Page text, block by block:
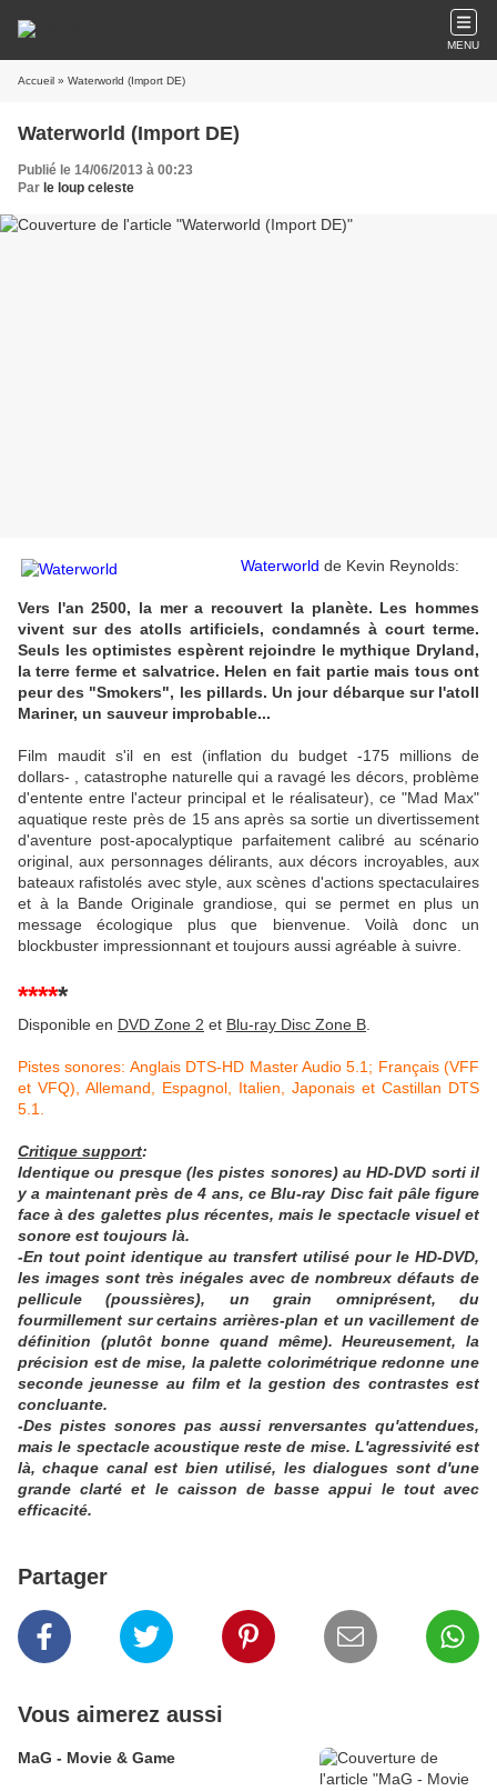
MENU
Accueil » Waterworld (Import DE)
Waterworld (Import DE)
Publié le 14/06/2013 à 00:23
Par le loup celeste
Waterworld de Kevin Reynolds:
Vers l'an 2500, la mer a recouvert la planète. Les hommes
vivent sur des atolls artificiels, condamnés à court terme.
Seuls les optimistes espèrent rejoindre le mythique Dryland,
la terre ferme et salvatrice. Helen en fait partie mais tous ont
peur des "Smokers", les pillards. Un jour débarque sur l'atoll
Mariner, un sauveur improbable...
Film maudit s'il en est (inflation du budget -175 millions de
dollars- , catastrophe naturelle qui a ravagé les décors, problème
d'entente entre l'acteur principal et le réalisateur), ce "Mad Max"
aquatique reste près de 15 ans après sa sortie un divertissement
d'aventure post-apocalyptique parfaitement calibré au scénario
original, aux personnages délirants, aux décors incroyables, aux
bateaux rafistolés avec style, aux scènes d'actions spectaculaires
et à la Bande Originale grandiose, qui se permet en plus un
message écologique plus que bienvenue. Voilà donc un
blockbuster impressionnant et toujours aussi agréable à suivre.
*****
Disponible en DVD Zone 2 et Blu-ray Disc Zone B
Pistes sonores: Anglais DTS-HD Master Audio 5.1; Français (VFF
et VFQ), Allemand, Espagnol, Italien, Japonais et Castillan DTS
5.1.
Critique support:
Identique ou presque (les pistes sonores) au HD-DVD sorti il
y a maintenant près de 4 ans, ce Blu-ray Disc fait pâle figure
face à des galettes plus récentes, mais le spectacle visuel et
sonore est toujours là.
-En tout point identique au transfert utilisé pour le HD-DVD,
les images sont très inégales avec de nombreux défauts de
pellicule (poussières), un grain omniprésent, du
fourmillement sur certains arrières-plan et un vacillement de
définition (plutôt bonne quand même). Heureusement, la
précision est de mise, la palette colorimétrique redonne une
seconde jeunesse au film et la gestion des contrastes est
concluante.
-Des pistes sonores pas aussi renversantes qu'attendues,
mais le spectacle acoustique reste de mise. L'agressivité est
là, chaque canal est bien utilisé, les dialogues sont d'une
grande clarté et le caisson de basse appui le tout avec
efficacité.
Partager
Vous aimerez aussi
MaG - Movie & Game